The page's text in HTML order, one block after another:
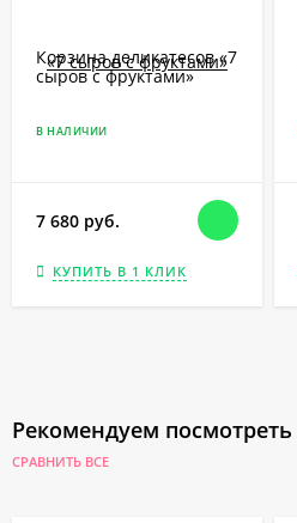
Корзина деликатесов «7
сыров с фруктами»
В НАЛИЧИИ
7 680 руб.
КУПИТЬ В 1 КЛИК
Рекомендуем посмотреть
СРАВНИТЬ ВСЕ